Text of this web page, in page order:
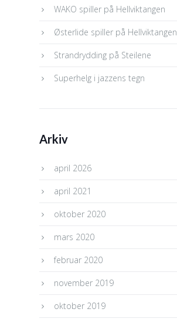
WAKO spiller på Hellviktangen
Østerlide spiller på Hellviktangen
Strandrydding på Steilene
Superhelg i jazzens tegn
Arkiv
april 2026
april 2021
oktober 2020
mars 2020
februar 2020
november 2019
oktober 2019